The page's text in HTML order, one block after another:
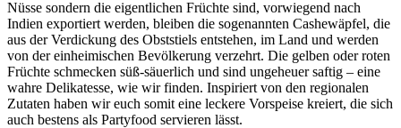
Nüsse sondern die eigentlichen Früchte sind, vorwiegend nach
Indien exportiert werden, bleiben die sogenannten Cashewäpfel, die
aus der Verdickung des Obststiels entstehen, im Land und werden
von der einheimischen Bevölkerung verzehrt. Die gelben oder roten
Früchte schmecken süß-säuerlich und sind ungeheuer saftig – eine
wahre Delikatesse, wie wir finden. Inspiriert von den regionalen
Zutaten haben wir euch somit eine leckere Vorspeise kreiert, die sich
auch bestens als Partyfood servieren lässt.